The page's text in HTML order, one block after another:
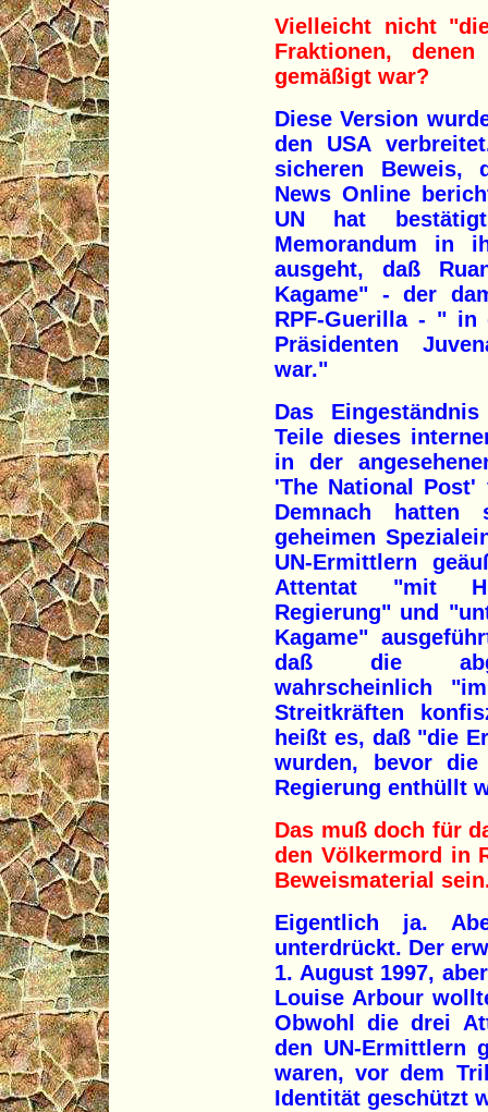
Vielleicht nicht
Fraktionen,
gemäßigt war?
Diese Version
den USA
sicheren Beweis,
News Online
UN hat
Memorandum in
ausgeht, daß
Kagame" - der
RPF-Guerilla - " in
Präsidenten
war."
Das
Teile dieses
in der
'The National
Demnach
geheimen
UN-Ermittlern
Attentat "mit
Regierung" und
Kagame"
daß die
wahrscheinlich
Streitkräften
heißt es, daß "die
wurden, bevor die
Regierung enthüllt
Das muß doch für
den Völkermord in
Beweismaterial
Eigentlich ja.
unterdrückt. Der
1. August 1997,
Louise Arbour
Obwohl die drei
den UN-Ermittlern
waren, vor dem
Identität geschützt